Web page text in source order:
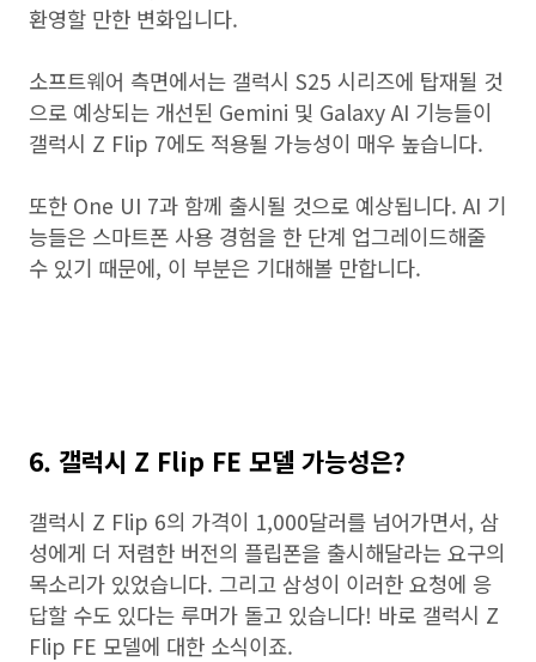
환영할 만한 변화입니다.
소프트웨어 측면에서는 갤럭시 S25 시리즈에 탑재될 것
으로 예상되는 개선된 Gemini 및 Galaxy AI 기능들이
갤럭시 Z Flip 7에도 적용될 가능성이 매우 높습니다.
또한 One UI 7과 함께 출시될 것으로 예상됩니다. AI 기
능들은 스마트폰 사용 경험을 한 단계 업그레이드해줄
수 있기 때문에, 이 부분은 기대해볼 만합니다.
6. 갤럭시 Z Flip FE 모델 가능성은?
갤럭시 Z Flip 6의 가격이 1,000달러를 넘어가면서, 삼
성에게 더 저렴한 버전의 플립폰을 출시해달라는 요구의
목소리가 있었습니다. 그리고 삼성이 이러한 요청에 응
답할 수도 있다는 루머가 돌고 있습니다! 바로 갤럭시 Z
Flip FE 모델에 대한 소식이죠.